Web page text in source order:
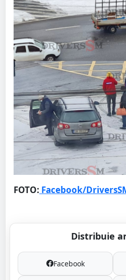
FOTO: Facebook/
Distribuie
Facebook